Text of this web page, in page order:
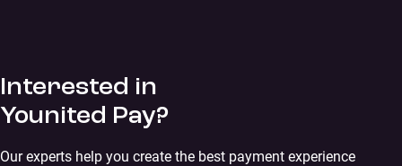
Interested in
Younited Pay?
Our experts help you create the best payment experience